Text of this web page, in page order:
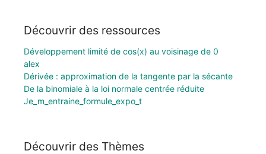
Découvrir des ressources
Développement limité de cos(x) au voisinage de 0
alex
Dérivée : approximation de la tangente par la sécante
De la binomiale à la loi normale centrée réduite
Je_m_entraine_formule_expo_t
Découvrir des Thèmes